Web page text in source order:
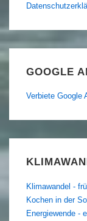
GOOGLE
Verbiete Google
Klimawandel -
Kochen in der
Energiewende -